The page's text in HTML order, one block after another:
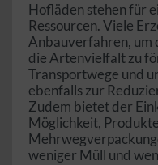
Hofläden stehen für
Ressourcen. Viele
Anbauverfahren, um
die Artenvielfalt zu
Transportwege und
ebenfalls zur
Zudem bietet der
Möglichkeit,
weniger Müll und